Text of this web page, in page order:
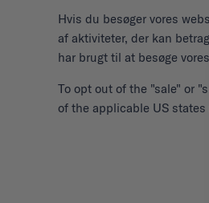
Hvis du besøger vores
af aktiviteter, der kan
har brugt til at besøge
To opt out of the "sale" or
of the applicable US states